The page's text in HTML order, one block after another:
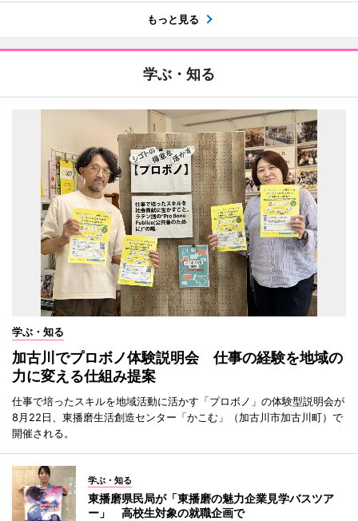
もっと見る
学ぶ・知る
学ぶ・知る
加古川でプロボノ体験説明会 仕事の経験を地域の
力に変える仕組み提案
仕事で培ったスキルを地域活動に活かす「プロボノ」の体験型説明会が
8月22日、東播磨生活創造センター「かこむ」（加古川市加古川町）で
開催される。
学ぶ・知る
東播磨県民局が「東播磨の魅力企業見学バスツア
ー」 高校生対象の就職企画で